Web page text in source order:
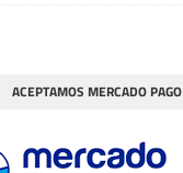
ACEPTAMOS MERCADO PAGO